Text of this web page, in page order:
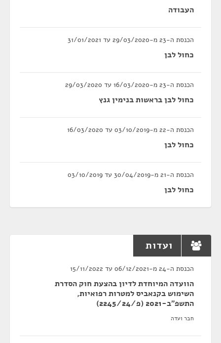
העבודה
הכנסת ה-23 מ-29/03/2020 עד 31/01/2021
כחול לבן
הכנסת ה-23 מ-16/03/2020 עד 29/03/2020
כחול לבן בראשות בנימין גנץ
הכנסת ה-22 מ-03/10/2019 עד 16/03/2020
כחול לבן
הכנסת ה-21 מ-30/04/2019 עד 03/10/2019
כחול לבן
ועדות
הכנסת ה-24 מ-06/12/2021 עד 15/11/2022
הוועדה המיוחדת לדיון בהצעת חוק הסדרת
השימוש בקנאביס למטרות רפואיות,
התשפ"ב-2021 (פ/2245/24)
חבר ועדה